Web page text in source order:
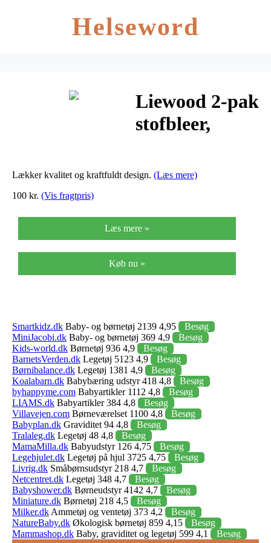
Helseword
Liewood 2-pak
stofbleer,
Mustard
Lækker kvalitet og kraftfuldt design. (Læs mere)
100 kr. (Vis fragtpris)
Læs mere »
Køb nu »
Smartkidz.dk Baby- og børnetøj 2139 4,95
Besøg
MiniJacobi.dk Baby- og børnetøj 369 4,9
Besøg
Kids-world.dk Børnetøj 936 4,9
Besøg
BarnetsVerden.dk Legetøj 5123 4,9
Besøg
Børnibalance.dk Legetøj 1381 4,9
Besøg
Koalabarn.dk Babybæring udstyr 418 4,8
Besøg
byhappyme.com Babyartikler 1112 4,8
Besøg
LIAMS.dk Babyartikler 384 4,8
Besøg
Villavejen.com Børneværelset 1100 4,8
Besøg
Babyplan.dk Graviditet 94 4,8
Besøg
Tralaleg.dk Legetøj 48 4,8
Besøg
MamaMilla.dk Babyudstyr 126 4,75
Besøg
Legehjulet.dk Legetøj på hjul 3725 4,75
Besøg
Livrig.dk Småbørnsudstyr 218 4,7
Besøg
Netcentret.dk Legetøj 348 4,7
Besøg
Babyshower.dk Børneudstyr 4142 4,7
Besøg
Miniature.dk Børnetøj 218 4,5
Besøg
Milker.dk Ammetøj og ventetøj 373 4,2
Besøg
NatureBaby.dk Økologisk børnetøj 859 4,15
Besøg
Mammashop.dk Baby, graviditet og legetøj 599 4,1
Besøg